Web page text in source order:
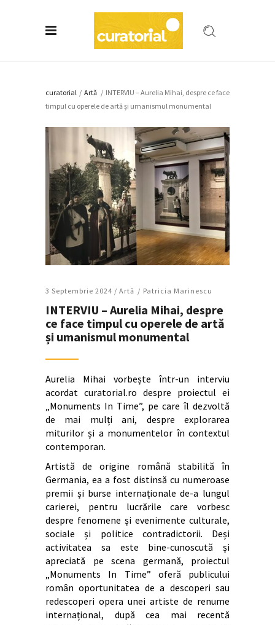
curatorial / Artǎ / INTERVIU – Aurelia Mihai, despre ce face
timpul cu operele de artă și umanismul monumental
3 Septembrie 2024 / Artǎ Patricia Marinescu
INTERVIU – Aurelia Mihai, despre
ce face timpul cu operele de artă
și umanismul monumental
Aurelia Mihai vorbește într-un interviu
acordat curatorial.ro despre proiectul ei
„Monuments In Time”, pe care îl dezvoltă
de mai mulți ani, despre explorarea
miturilor și a monumentelor în contextul
contemporan.
Artistă de origine română stabilită în
Germania, ea a fost distinsă cu numeroase
premii și burse internaționale de-a lungul
carierei, pentru lucrările care vorbesc
despre fenomene și evenimente culturale,
sociale și politice contradictorii. Deși
activitatea sa este bine-cunoscută și
apreciată pe scena germană, proiectul
„Monuments In Time” oferă publicului
român oportunitatea de a descoperi sau
redescoperi opera unei artiste de renume
internațional, după cea mai recentă